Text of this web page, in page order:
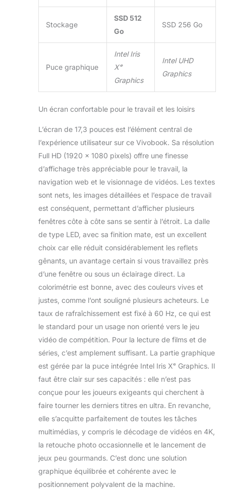
Stockage
SSD 512
Go
SSD 256 Go
Puce graphique
Intel Iris
Xᵉ
Graphics
Intel UHD
Graphics
Un écran confortable pour le travail et les loisirs
L’écran de 17,3 pouces est l’élément central de
l’expérience utilisateur sur ce Vivobook. Sa résolution
Full HD (1920 x 1080 pixels) offre une finesse
d’affichage très appréciable pour le travail, la
navigation web et le visionnage de vidéos. Les textes
sont nets, les images détaillées et l’espace de travail
est conséquent, permettant d’afficher plusieurs
fenêtres côte à côte sans se sentir à l’étroit. La dalle
de type LED, avec sa finition mate, est un excellent
choix car elle réduit considérablement les reflets
gênants, un avantage certain si vous travaillez près
d’une fenêtre ou sous un éclairage direct. La
colorimétrie est bonne, avec des couleurs vives et
justes, comme l’ont souligné plusieurs acheteurs. Le
taux de rafraîchissement est fixé à 60 Hz, ce qui est
le standard pour un usage non orienté vers le jeu
vidéo de compétition. Pour la lecture de films et de
séries, c’est amplement suffisant. La partie graphique
est gérée par la puce intégrée Intel Iris Xᵉ Graphics. Il
faut être clair sur ses capacités : elle n’est pas
conçue pour les joueurs exigeants qui cherchent à
faire tourner les derniers titres en ultra. En revanche,
elle s’acquitte parfaitement de toutes les tâches
multimédias, y compris le décodage de vidéos en 4K,
la retouche photo occasionnelle et le lancement de
jeux peu gourmands. C’est donc une solution
graphique équilibrée et cohérente avec le
positionnement polyvalent de la machine.